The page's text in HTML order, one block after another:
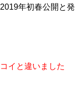
2019年初春公開と発
イと違いました